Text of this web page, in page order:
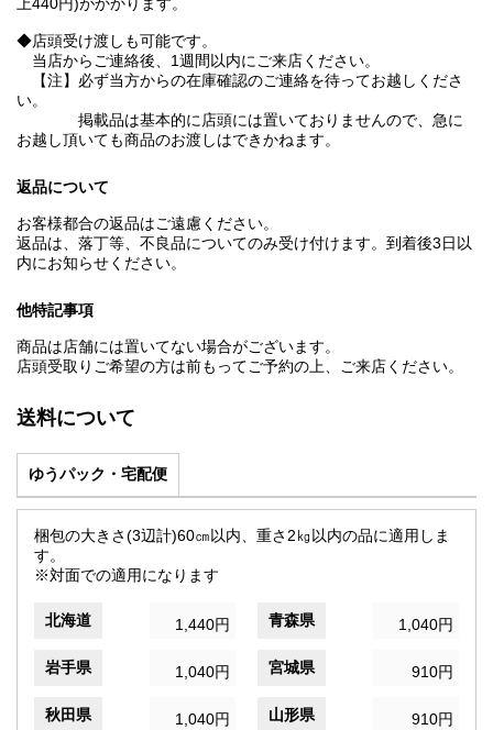
◆店頭受け渡しも可能です。
当店からご連絡後、1週間以内にご来店ください。
【注】必ず当方からの在庫確認のご連絡を待ってお越しくださ
い。
掲載品は基本的に店頭には置いておりませんので、急に
お越し頂いても商品のお渡しはできかねます。
返品について
お客様都合の返品はご遠慮ください。
返品は、落丁等、不良品についてのみ受け付けます。到着後3日以
内にお知らせください。
他特記事項
商品は店舗には置いてない場合がございます。
店頭受取りご希望の方は前もってご予約の上、ご来店ください。
送料について
ゆうパック・宅配便
梱包の大きさ(3辺計)60㎝以内、重さ2㎏以内の品に適用しま
す。
※対面での適用になります
北海道 1,440円 青森県 1,040円
岩手県 1,040円 宮城県 910円
秋田県 1,040円 山形県 910円